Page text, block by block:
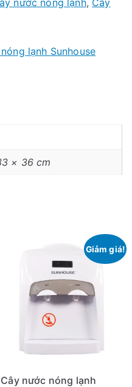
lạnh Sunhouse
× 36 cm
Giảm giá!
Cây nước nóng lạnh